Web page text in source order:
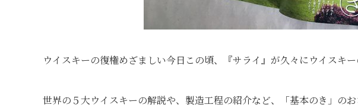
ウイスキーの復権めざましい今日この頃、『サライ』が久々にウイスキー
世界の５大ウイスキーの解説や、製造工程の紹介など、「基本のき」の